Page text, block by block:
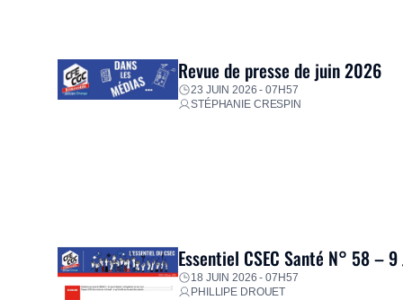
Revue de presse de juin 2026
23 JUIN 2026 - 07H57
STÉPHANIE CRESPIN
Essentiel CSEC Santé N° 58 –
18 JUIN 2026 - 07H57
PHILLIPE DROUET